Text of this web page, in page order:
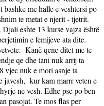
me halle e veshtersi po
te metat e njerit - tjetrit.
eshte 13 kurse vajza është
e femijeve ata dite.
Kanë qene ditet me te
qe dhe tani nuk arrij ta
vjec nuk e mori asnje ta
javesh, kur kam marrr veten e
ne vesh. Edhe pse po ben
pasojat. Te mos flas per